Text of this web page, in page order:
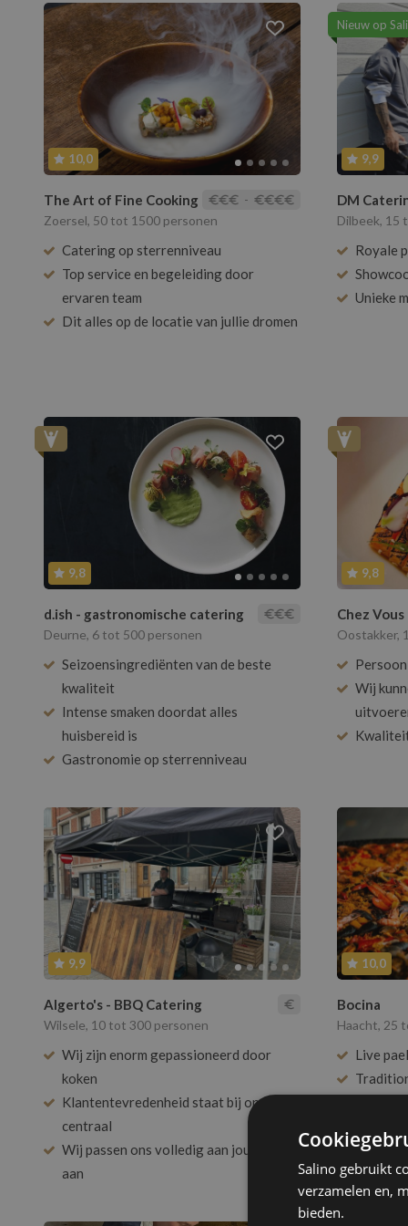
10,0
The Art of Fine Cooking
-
Zoersel, 50 tot 1500 personen
Catering op sterrenniveau
Top service en begeleiding door
ervaren team
Dit alles op de locatie van jullie dromen
Nieuw op
9,9
DM
Dilbeek, 15
Royale
Unieke
9,8
d.ish - gastronomische catering
Deurne, 6 tot 500 personen
Seizoensingrediënten van de beste
kwaliteit
Intense smaken doordat alles
huisbereid is
Gastronomie op sterrenniveau
9,8
Chez
Oostakker,
Wij
9,9
Algerto's - BBQ Catering
Wilsele, 10 tot 300 personen
Wij zijn enorm gepassioneerd door
koken
Klantentevredenheid staat bij ons
centraal
Wij passen ons volledig aan jouw event
aan
10,0
Bocina
Haacht, 25
Live
Salino gebruikt
verzamelen en,
bieden.